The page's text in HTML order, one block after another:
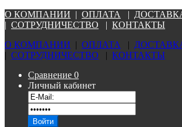
О КОМПАНИИ | ОПЛАТА | Д
| СОТРУДНИЧЕСТВО | КОНТАКТЫ
О КОМПАНИИ | ОПЛАТА | Д
| СОТРУДНИЧЕСТВО | КОНТАКТЫ
Сравнение 0
Личный кабинет